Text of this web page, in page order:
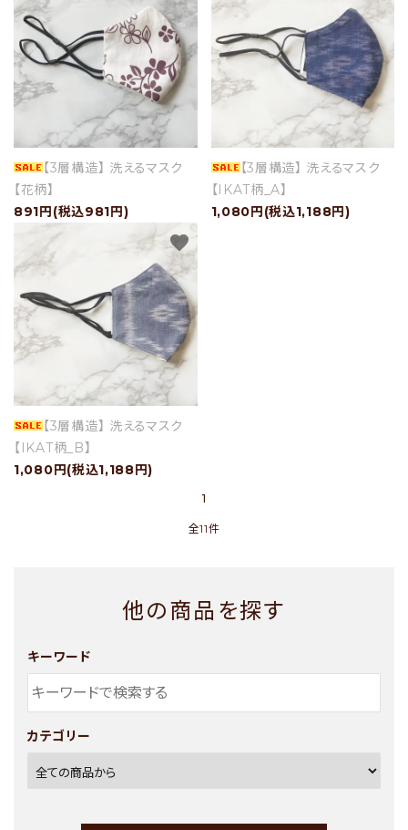
【3層構造】 洗えるマスク
【花柄】
891円(税込981円)
【3層構造】 洗えるマスク
【IKAT柄_A】
1,080円(税込1,188円)
【3層構造】 洗えるマスク
【IKAT柄_B】
1,080円(税込1,188円)
favorite
1
全11件
他の商品を探す
キーワード
カテゴリー